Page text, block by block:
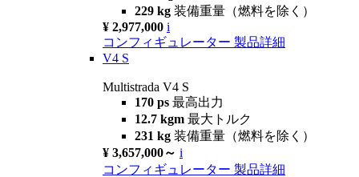
229 kg 装備重量（燃料を除く）
¥ 2,977,000 i
コンフィギュレーター 製品詳細
V4 S
Multistrada V4 S
170 ps 最高出力
12.7 kgm 最大トルク
231 kg 装備重量（燃料を除く）
¥ 3,657,000～ i
コンフィギュレーター 製品詳細